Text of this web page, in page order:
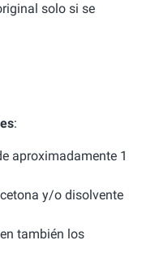
solo si se
:
aproximadamente 1
y/o disolvente
también los